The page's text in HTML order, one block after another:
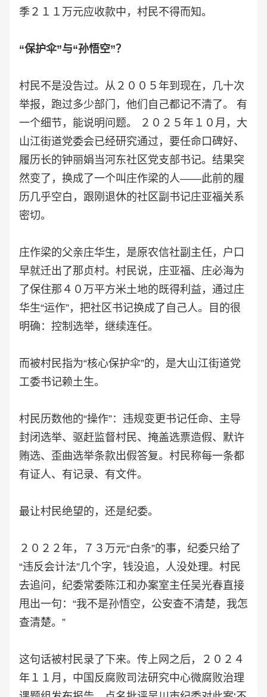
季２１１万元应收款中，村民不得而知。
“保护伞”与“孙悟空”？
村民不是没告过。从２００５年到现在，几十次
举报，跑过多少部门，他们自己都记不清了。 有
一个细节，能说明问题。 ２０２５年１０月，大
山江街道党委会已经研究通过，要任命口碑好、
履历长的钟丽娟当河东社区党支部书记。结果突
然变了，换成了一个叫庄作梁的人——此前的履
历几乎空白，跟刚退休的社区副书记庄亚福关系
密切。
庄作梁的父亲庄华生，是原农信社副主任，户口
早就迁出了那贞村。村民说，庄亚福、庄必海为
了保住那４０万平方米土地的既得利益，通过庄
华生“运作”，把社区书记换成了自己人。目的很
明确：控制选举，继续连任。
而被村民指为“核心保护伞”的，是大山江街道党
工委书记赖土生。
村民历数他的“操作”：违规变更书记任命、主导
封闭选举、驱赶监督村民、掩盖选票造假、默许
贿选、歪曲选举条款出假答复。村民称每一条都
有证人、有记录、有文件。
最让村民绝望的，还是纪委。
２０２２年，７３万元“白条”的事，纪委只给了
“违反会计法”几个字，钱没追，人没处理。村民
去追问，纪委常委陈江和办案室主任吴光春直接
甩出一句：“我不是孙悟空，公安查不清楚，我怎
查清楚。”
这句话被村民录了下来。传上网之后，２０２４
年１１月，中国反腐败司法研究中心微腐败治理